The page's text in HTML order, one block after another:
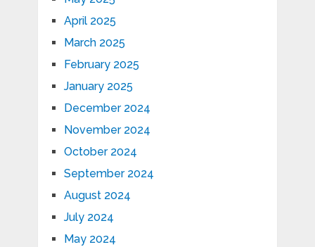
April 2025
March 2025
February 2025
January 2025
December 2024
November 2024
October 2024
September 2024
August 2024
July 2024
May 2024